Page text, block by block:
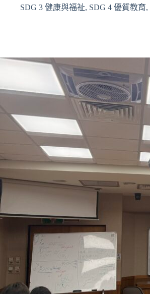
SDG 3 健康與福祉, SDG 4 優質教育,